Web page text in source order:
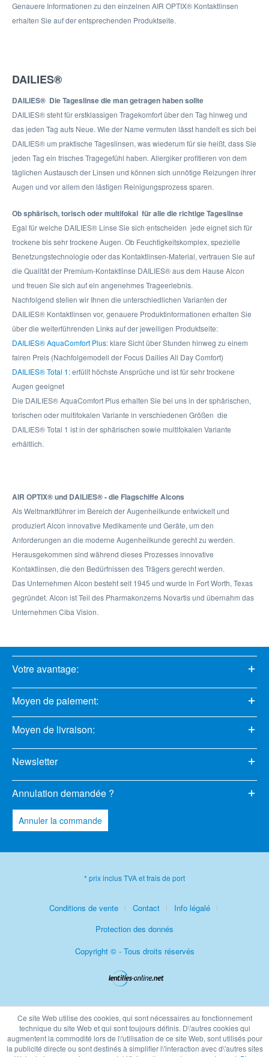
Genauere Informationen zu den einzelnen AIR OPTIX® Kontaktlinsen
erhalten Sie auf der entsprechenden Produktseite.
DAILIES®
DAILIES®  Die Tageslinse die man getragen haben sollte
DAILIES® steht für erstklassigen Tragekomfort über den Tag hinweg und
das jeden Tag aufs Neue. Wie der Name vermuten lässt handelt es sich bei
DAILIES® um praktische Tageslinsen, was wiederum für sie heißt, dass Sie
jeden Tag ein frisches Tragegefühl haben. Allergiker profitieren von dem
täglichen Austausch der Linsen und können sich unnötige Reizungen ihrer
Augen und vor allem den lästigen Reinigungsprozess sparen.
Ob sphärisch, torisch oder multifokal  für alle die richtige Tageslinse
Egal für welche DAILIES® Linse Sie sich entscheiden  jede eignet sich für
trockene bis sehr trockene Augen. Ob Feuchtigkeitskomplex, spezielle
Benetzungstechnologie oder das Kontaktlinsen-Material, vertrauen Sie auf
die Qualität der Premium-Kontaktlinse DAILIES® aus dem Hause Alcon
und freuen Sie sich auf ein angenehmes Trageerlebnis.
Nachfolgend stellen wir Ihnen die unterschiedlichen Varianten der
DAILIES® Kontaktlinsen vor, genauere Produktinformationen erhalten Sie
über die weiterführenden Links auf der jeweiligen Produktseite:
DAILIES® AquaComfort Plus: klare Sicht über Stunden hinweg zu einem
fairen Preis (Nachfolgemodell der Focus Dailies All Day Comfort)
DAILIES® Total 1: erfüllt höchste Ansprüche und ist für sehr trockene
Augen geeignet
Die DAILIES® AquaComfort Plus erhalten Sie bei uns in der sphärischen,
torischen oder multifokalen Variante in verschiedenen Größen  die
DAILIES® Total 1 ist in der sphärischen sowie multifokalen Variante
erhältlich.
AIR OPTIX® und DAILIES® - die Flagschiffe Alcons
Als Weltmarktführer im Bereich der Augenheilkunde entwickelt und
produziert Alcon innovative Medikamente und Geräte, um den
Anforderungen an die moderne Augenheilkunde gerecht zu werden.
Herausgekommen sind während dieses Prozesses innovative
Kontaktlinsen, die den Bedürfnissen des Trägers gerecht werden.
Das Unternehmen Alcon besteht seit 1945 und wurde in Fort Worth, Texas
gegründet. Alcon ist Teil des Pharmakonzerns Novartis und übernahm das
Unternehmen Ciba Vision.
Votre avantage:
Moyen de paiement:
Moyen de livraison:
Newsletter
Annulation demandée ?
Annuler la commande
* prix inclus TVA et frais de port
Conditions de vente Contact
Info légalé
Protection des donnés
Copyright © - Tous droits réservés
Ce site Web utilise des cookies, qui sont nécessaires au fonctionnement
technique du site Web et qui sont toujours définis. D\'autres cookies qui
augmentent la commodité lors de l\'utilisation de ce site Web, sont utilisés pour
la publicité directe ou sont destinés à simplifier l\'interaction avec d\'autres sites